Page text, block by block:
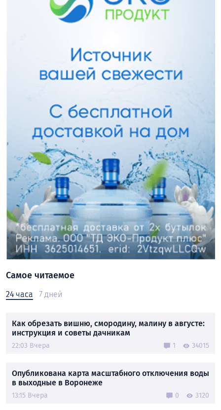
Самое читаемое
24 часа 7 дней
Как обрезать вишню, смородину, малину в августе:
инструкция и советы дачникам
22:03 Вчера 1 34015
Опубликована карта масштабного отключения воды
в выходные в Воронеже
13:15 Вчера 0 3120